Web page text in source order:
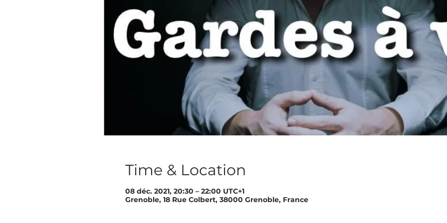
Time & Location
08 déc. 2021, 20:30 – 22:00 UTC+1
Grenoble, 18 Rue Colbert, 38000 Grenoble, France